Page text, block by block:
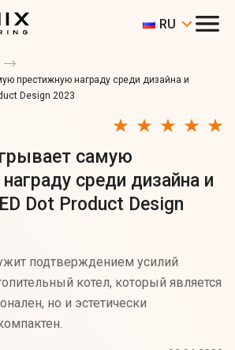
RU
престижную награду среди дизайна и
Design 2023
самую
среди дизайна и
Dot Product Design
подтверждением усилий
котел, который является
но и эстетически